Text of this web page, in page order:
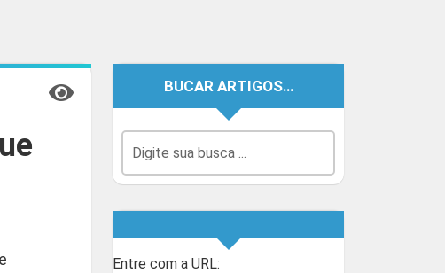
BUCAR ARTIGOS…
Entre com a URL: